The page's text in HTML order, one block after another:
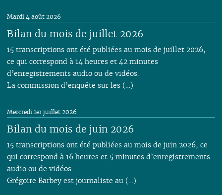
Bilan du mois de juillet 2026
Mardi 4 août 2026
15 transcriptions ont été publiées au mois de juillet 2026,
ce qui correspond à 14 heures et 42 minutes
d’enregistrements audio ou de vidéos.
La commission d’enquête sur les (…)
Bilan du mois de juin 2026
Mercredi 1er juillet 2026
15 transcriptions ont été publiées au mois de juin 2026, ce
qui correspond à 16 heures et 5 minutes d’enregistrements
audio ou de vidéos.
Grégoire Barbey est journaliste au (…)